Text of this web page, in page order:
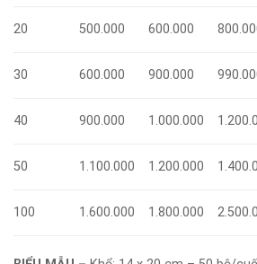
20 500.000 600.000
30 600.000 900.000
40 900.000 1.000.000
50 1.100.000 1.200.000
100 1.600.000 1.800.000